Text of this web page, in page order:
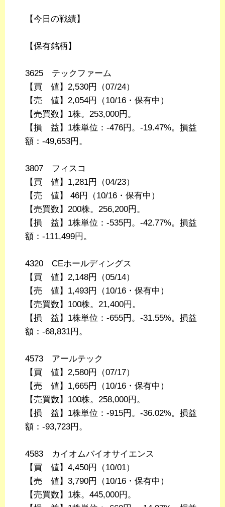
【今日の戦績】
【保有銘柄】
3625 テックファーム
【買 値】2,530円（07/24）
【売 値】2,054円（10/16・保有中）
【売買数】1株。253,000円。
【損 益】1株単位：-476円。-19.47%。損益
額：-49,653円。
3807 フィスコ
【買 値】1,281円（04/23）
【売 値】 46円（10/16・保有中）
【売買数】200株。256,200円。
【損 益】1株単位：-535円。-42.77%。損益
額：-111,499円。
4320 CEホールディングス
【買 値】2,148円（05/14）
【売 値】1,493円（10/16・保有中）
【売買数】100株。21,400円。
【損 益】1株単位：-655円。-31.55%。損益
額：-68,831円。
4573 アールテック
【買 値】2,580円（07/17）
【売 値】1,665円（10/16・保有中）
【売買数】100株。258,000円。
【損 益】1株単位：-915円。-36.02%。損益
額：-93,723円。
4583 カイオムバイオサイエンス
【買 値】4,450円（10/01）
【売 値】3,790円（10/16・保有中）
【売買数】1株。445,000円。